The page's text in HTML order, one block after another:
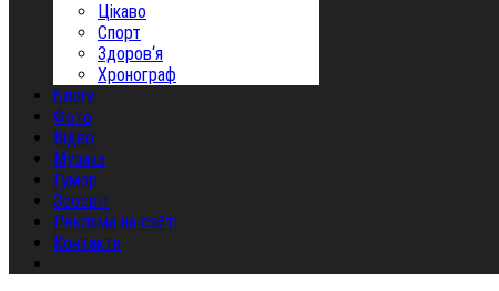
Цікаво
Спорт
Здоров‘я
Хронограф
Блоги
Фото
Відео
Музика
Гумор
Зоосвіт
Реклама на сайті
Контакти